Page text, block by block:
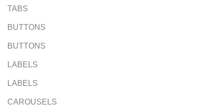
TABS
BUTTONS
BUTTONS
LABELS
LABELS
CAROUSELS